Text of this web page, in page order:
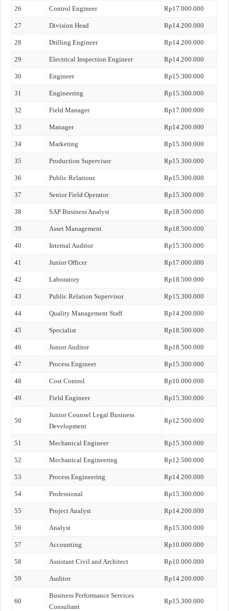
26 Control Engineer Rp17.000.000
27 Division Head Rp14.200.000
28 Drilling Engineer Rp14.200.000
29 Electrical Inspection Engineer Rp14.200.000
30 Engineer Rp15.300.000
31 Engineering Rp15.300.000
32 Field Manager Rp17.000.000
33 Manager Rp14.200.000
34 Marketing Rp15.300.000
35 Production Supervisor Rp15.300.000
36 Public Relations Rp15.300.000
37 Senior Field Operator Rp15.300.000
38 SAP Business Analyst Rp18.500.000
39 Asset Management Rp18.500.000
40 Internal Auditor Rp15.300.000
41 Junior Officer Rp17.000.000
42 Laboratory Rp18.500.000
43 Public Relation Supervisor Rp15.300.000
44 Quality Management Staff Rp14.200.000
45 Specialist Rp18.500.000
46 Junior Auditor Rp18.500.000
47 Process Engineer Rp15.300.000
48 Cost Control Rp10.000.000
49 Field Engineer Rp15.300.000
50
Junior Counsel Legal Business
Development
Rp12.500.000
51 Mechanical Engineer Rp15.300.000
52 Mechanical Engineering Rp12.500.000
53 Process Engineering Rp14.200.000
54 Professional Rp15.300.000
55 Project Analyst Rp14.200.000
56 Analyst Rp15.300.000
57 Accounting Rp10.000.000
58 Assistant Civil and Architect Rp10.000.000
59 Auditor Rp14.200.000
60
Business Performance Services
Consultant
Rp15.300.000